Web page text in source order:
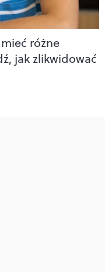
różne
jak zlikwidować